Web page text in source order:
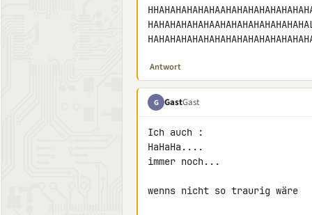
Antwort
G GastGast
Ich auch :
HaHaHa....
immer noch...
wenns nicht so traurig wäre